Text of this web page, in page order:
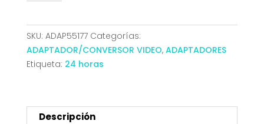
A
HDMI
V1.4
SKU: ADAP55177 Categorías:
ADAPTADOR/CONVERSOR VIDEO, ADAPTADORES
Etiqueta: 24 horas
Descripción